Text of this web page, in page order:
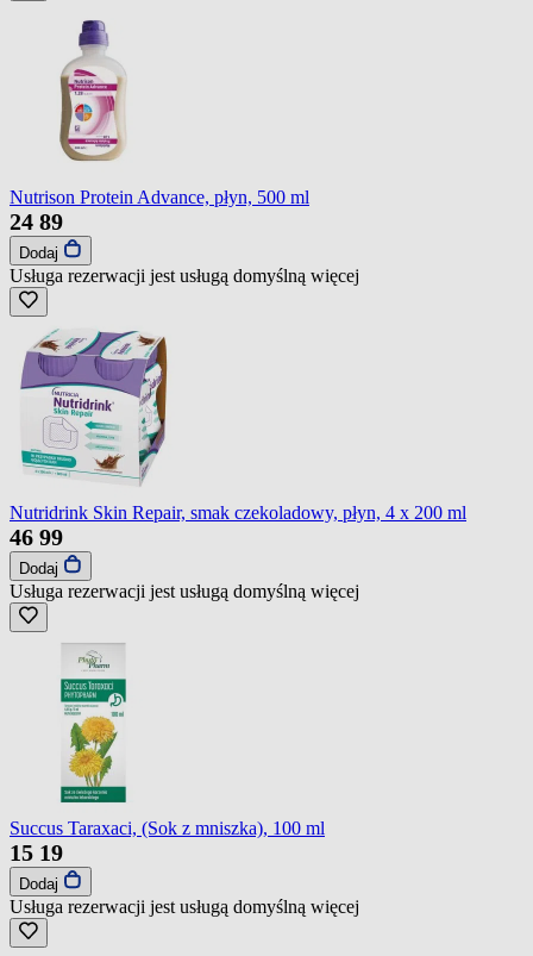
Nutrison Protein Advance, płyn, 500 ml
24 89
Dodaj
Usługa rezerwacji jest usługą domyślną więcej
Nutridrink Skin Repair, smak czekoladowy, płyn, 4 x 200 ml
46 99
Dodaj
Usługa rezerwacji jest usługą domyślną więcej
Succus Taraxaci, (Sok z mniszka), 100 ml
15 19
Dodaj
Usługa rezerwacji jest usługą domyślną więcej